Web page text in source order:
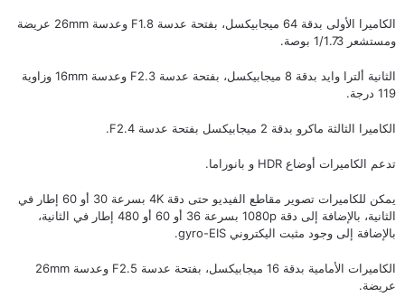
الكاميرا الأولى بدقة 64 ميجابيكسل، بفتحة عدسة F1.8 وعدسة 26mm عريضة
ومستشعر 1/1.73 بوصة.
الثانية ألترا وايد بدقة 8 ميجابيكسل، بفتحة عدسة F2.3 وعدسة 16mm وزاوية
119 درجة.
الكاميرا الثالثة ماكرو بدقة 2 ميجابيكسل بفتحة عدسة F2.4.
تدعم الكاميرات أوضاع HDR و بانوراما.
يمكن للكاميرات تصوير مقاطع الفيديو حتى دقة 4K بسرعة 30 أو 60 إطار في
الثانية، بالإضافة إلى دقة 1080p بسرعة 36 أو 60 أو 480 إطار في الثانية،
بالإضافة إلى وجود مثبت اليكتروني gyro-EIS.
الكاميرات الأمامية بدقة 16 ميجابيكسل، بفتحة عدسة F2.5 وعدسة 26mm
عريضة.